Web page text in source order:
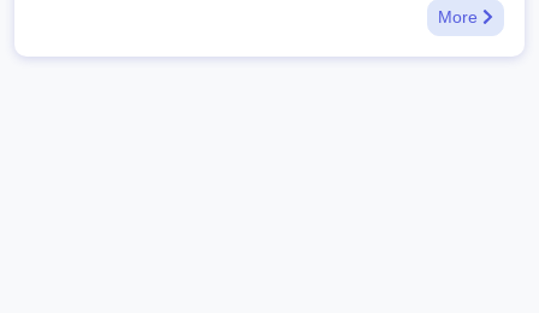
More